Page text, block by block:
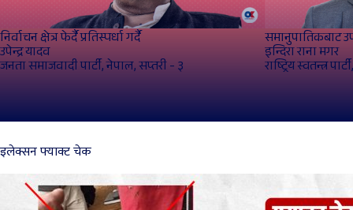
निर्वाचन क्षेत्र फेर्दै प्रतिस्पर्धा गर्दै
उपेन्द्र यादव
जनता समाजवादी पार्टी, नेपाल, सप्तरी - ३
समानुपातिकबाट
इन्दिरा राना मगर
राष्ट्रिय स्वतन्त्र
इलेक्सन फ्याक्ट चेक